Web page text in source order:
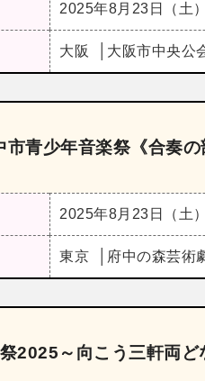
2025年8月23日（土）
大阪 大阪市中央公
青少年音楽祭《合奏の
2025年8月23日（土）
東京 府中の森芸術
2025～向こう三軒両